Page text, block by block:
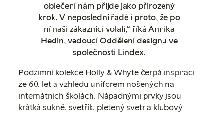
oblečení nám přijde jako přirozený
krok. V neposlední řadě i proto, že po
ní naši zákazníci volali,“ říká Annika
Hedin, vedoucí Oddělení designu ve
společnosti Lindex.
Podzimní kolekce Holly & Whyte čerpá inspiraci
ze 60. let a vzhledu uniforem nošených na
internátních školách. Nápadnými prvky jsou
krátká sukně, svetřík, pletený svetr a klubový